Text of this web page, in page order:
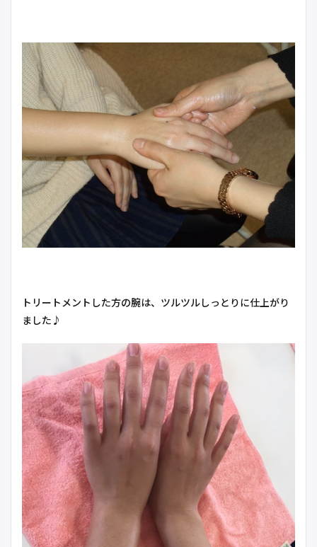
トリートメントした方の腕は、ツルツルしっとりに仕上がり
ました♪